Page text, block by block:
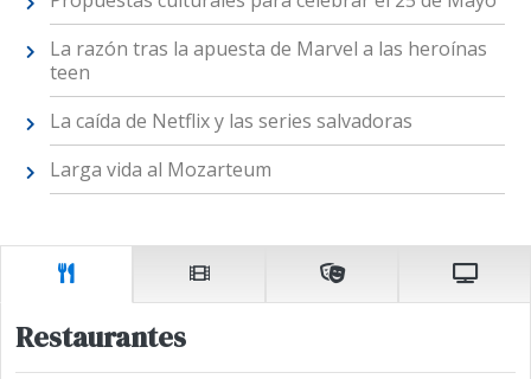
La razón tras la apuesta de Marvel a las heroínas
teen
La caída de Netflix y las series salvadoras
Larga vida al Mozarteum
Restaurantes